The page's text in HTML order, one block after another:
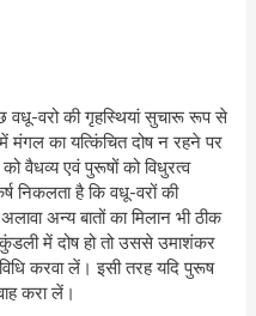
वरो की गृहस्थियां सुचारू रूप से
मंगल का यत्किंचित दोष न रहने पर
वैधव्य एवं पुरूषों को विधुरत्व
निकलता है कि वधू-वरों की
अन्य बातों का मिलान भी ठीक
में दोष हो तो उससे उमाशंकर
करवा लें। इसी तरह यदि पुरूष
करा लें।